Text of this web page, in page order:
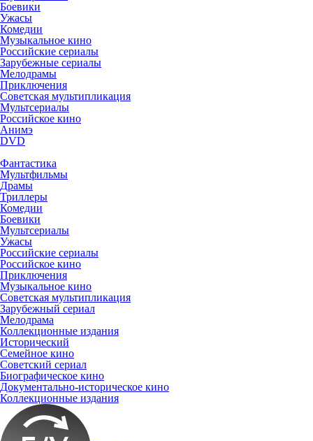
Боевики
Ужасы
Комедии
Музыкальное кино
Российские сериалы
Зарубежные сериалы
Мелодрамы
Приключения
Советская мультипликация
Мультсериалы
Российское кино
Анимэ
DVD
Фантастика
Мультфильмы
Драмы
Триллеры
Комедии
Боевики
Мультсериалы
Ужасы
Российские сериалы
Российское кино
Приключения
Музыкальное кино
Советская мультипликация
Зарубежный сериал
Мелодрама
Коллекционные издания
Исторический
Семейное кино
Советский сериал
Биографическое кино
Документально-историческое кино
Коллекционные издания